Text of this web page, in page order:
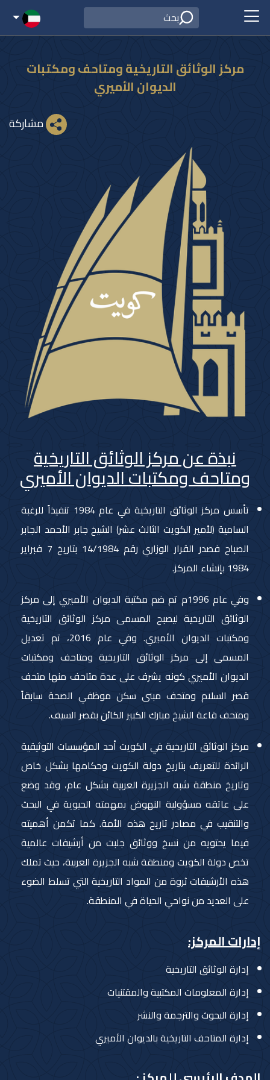
مركز الوثائق التاريخية ومتاحف ومكتبات
الديوان الأميري
نبذة عن مركز الوثائق التاريخية
ومتاحف ومكتبات الديوان الأميري
تأسس مركز الوثائق التاريخية في عام 1984 تنفيذاً للرغبة
السامية (لأمير الكويت الثالث عشر) الشيخ جابر الأحمد الجابر
الصباح فصدر القرار الوزاري رقم 14/1984 بتاريخ 7 فبراير
1984 بإنشاء المركز.
وفي عام 1996م تم ضم مكتبة الديوان الأميري إلى مركز
الوثائق التاريخية ليصبح المسمى مركز الوثائق التاريخية
ومكتبات الديوان الأميري. وفي عام 2016، تم تعديل
المسمى إلى مركز الوثائق التاريخية ومتاحف ومكتبات
الديوان الأميري كونه يشرف على عدة متاحف منها متحف
قصر السلام ومتحف مبنى سكن موظفي الصحة سابقاً
ومتحف قاعة الشيخ مبارك الكبير الكائن بقصر السيف.
مركز الوثائق التاريخية في الكويت أحد المؤسسات التوثيقية
الرائدة للتعريف بتاريخ دولة الكويت وحكامها بشكل خاص
وتاريخ منطقة شبه الجزيرة العربية بشكل عام، وقد وضع
على عاتقه مسؤولية النهوض بمهمته الحيوية في البحث
والتنقيب في مصادر تاريخ هذه الأمة. كما تكمن أهميته
فيما يحتويه من نسخ ووثائق جلبت من أرشيفات عالمية
تخص دولة الكويت ومنطقة شبه الجزيرة العربية، حيث تملك
هذه الأرشيفات ثروة من المواد التاريخية التي تسلط الضوء
على العديد من نواحي الحياة في المنطقة.
إدارات المركز:
إدارة الوثائق التاريخية
إدارة المعلومات المكتبية والمقتنيات
إدارة البحوث والترجمة والنشر
إدارة المتاحف التاريخية بالديوان الأميري